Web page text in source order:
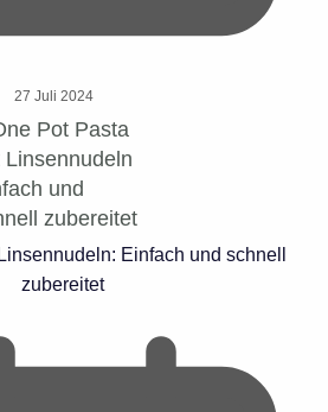
27 Juli 2024
Einfach und schnell
zubereitet